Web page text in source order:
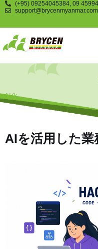
(+95) 09254045384, 09
AI化
AIを活用した業